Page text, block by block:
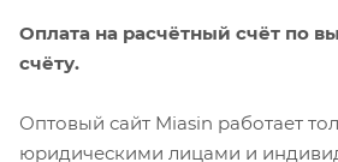
Оплата на расчётный счёт по
счёту.
Оптовый сайт Miasin работает
юридическими лицами и